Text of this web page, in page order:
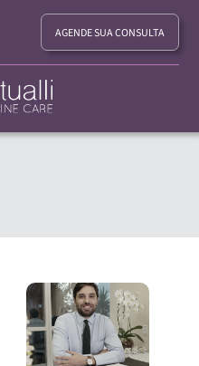
AGENDE SUA CONSULTA